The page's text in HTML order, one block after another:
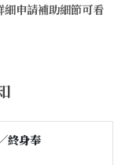
申請補助細節可看
終身奉